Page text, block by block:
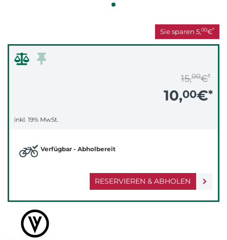
Sie sparen 5,00€*
15,00€*
10,00€*
inkl. 19% MwSt.
RESERVIEREN & ABHOLEN
Verfügbar - Abholbereit